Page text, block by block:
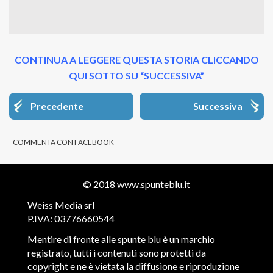
CONTINUA A LEGGERE QUESTA STORIA CLICCANDO
QUI SOTTO SU “SUCCESSIVA”
Precedente Successiva
COMMENTA CON FACEBOOK
© 2018 www.spunteblu.it
Weiss Media srl
P.IVA: 03776660544
Mentire di fronte alle spunte blu è un marchio
registrato, tutti i contenuti sono protetti da
copyright e ne è vietata la diffusione e riproduzione